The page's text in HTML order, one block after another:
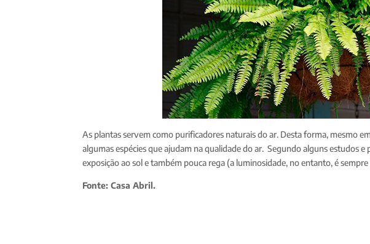
As plantas servem como purificadores naturais do ar. Desta forma, mesmo
algumas espécies que ajudam na qualidade do ar. Segundo alguns estudos
exposição ao sol e também pouca rega (a luminosidade, no entanto, é
Fonte: Casa Abril.